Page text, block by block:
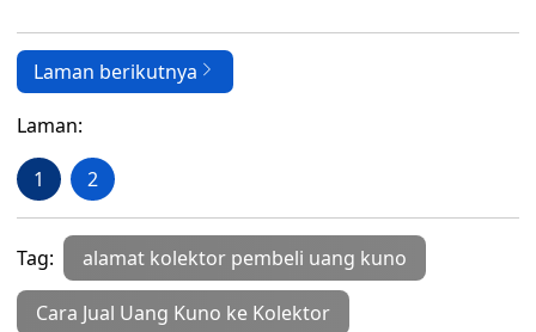
Laman berikutnya
Laman:
1 2
Tag: alamat kolektor pembeli uang kuno
Cara Jual Uang Kuno ke Kolektor